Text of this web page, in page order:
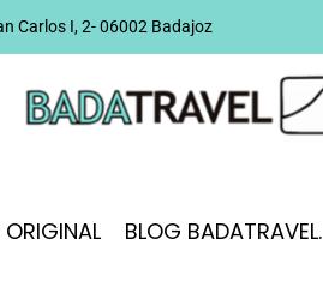
Carlos I, 2- 06002 Badajoz
BLOG BADATRAVEL.